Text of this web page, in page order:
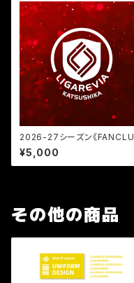
2026-27シーズン《FANCLU
B》RED会員
¥5,000
その他の商品